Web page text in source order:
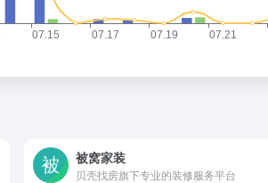
被窝家装
贝壳找房旗下专业的装修服务平台